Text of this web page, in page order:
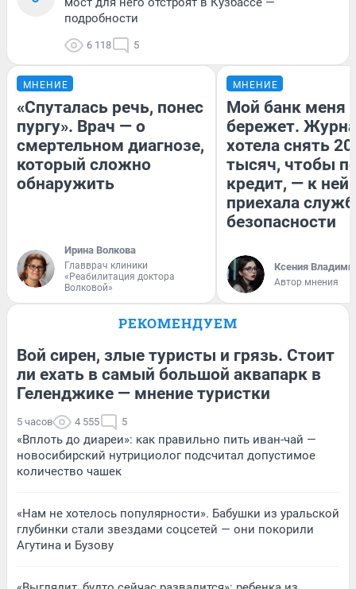
подробности
6 118 5
МНЕНИЕ
«Спуталась речь, понес
пургу». Врач — о
смертельном диагнозе,
который сложно
обнаружить
Ирина Волкова
Главврач клиники
«Реабилитация доктора
Волковой»
МНЕНИЕ
Мой банк меня
бережет.
хотела снять
тысяч, чтобы
кредит, — к
приехала
безопасности
Ксения
Автор мнения
РЕКОМЕНДУЕМ
Вой сирен, злые туристы и грязь. Стоит
ли ехать в самый большой аквапарк в
Геленджике — мнение туристки
5 часов 4 555 5
«Вплоть до диареи»: как правильно пить иван-чай —
новосибирский нутрициолог подсчитал допустимое
количество чашек
«Нам не хотелось популярности». Бабушки из уральской
глубинки стали звездами соцсетей — они покорили
Агутина и Бузову